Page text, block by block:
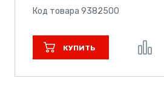
Код товара 9382500
КУПИТЬ